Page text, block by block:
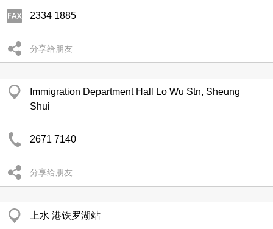
2334 1885
分享给朋友
Immigration Department Hall Lo Wu Stn, Sheung
Shui
2671 7140
分享给朋友
上水 港铁罗湖站